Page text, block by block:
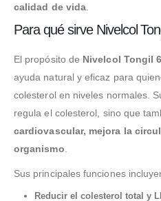
calidad de vida
Para qué sirve Nivelcol
El propósito de Nivelcol Tongil
ayuda natural y eficaz para
colesterol en niveles normales.
regula el colesterol, sino que
cardiovascular, mejora la
organismo
Sus principales funciones
Reducir el colesterol total y